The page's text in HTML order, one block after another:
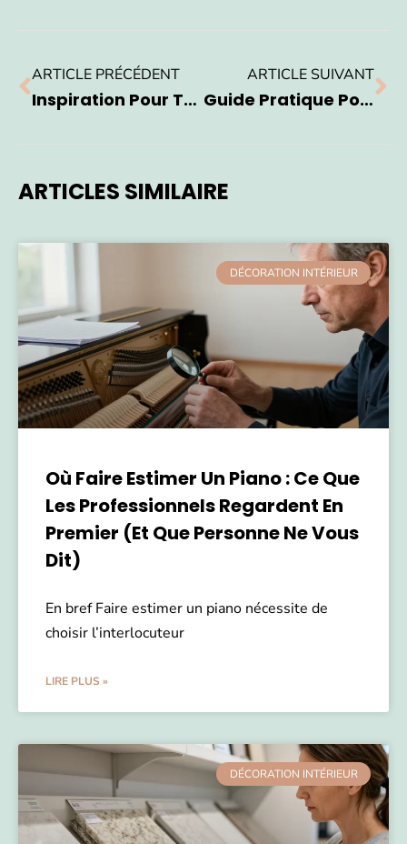
ARTICLE PRÉCÉDENT
Inspiration Pour Transformer Votre Intérieur: Idées De Décoration Maison
ARTICLE SUIVANT
Guide Pratique Pour Installer Des Étagères Chez Soi
ARTICLES SIMILAIRE
DÉCORATION INTÉRIEUR
Où Faire Estimer Un Piano : Ce Que
Les Professionnels Regardent En
Premier (et Que Personne Ne Vous
Dit)
En bref Faire estimer un piano nécessite de
choisir l’interlocuteur
LIRE PLUS »
DÉCORATION INTÉRIEUR